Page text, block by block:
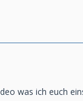
was ich euch